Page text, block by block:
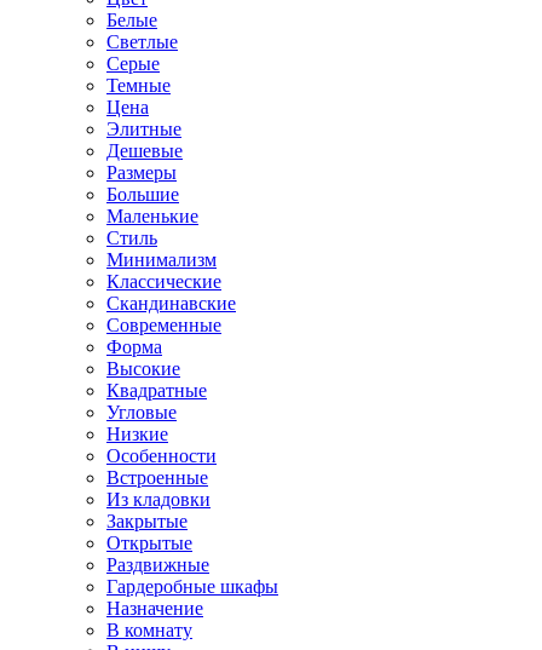
Белые
Светлые
Серые
Темные
Цена
Элитные
Дешевые
Размеры
Большие
Маленькие
Стиль
Минимализм
Классические
Скандинавские
Современные
Форма
Высокие
Квадратные
Угловые
Низкие
Особенности
Встроенные
Из кладовки
Закрытые
Открытые
Раздвижные
Гардеробные шкафы
Назначение
В комнату